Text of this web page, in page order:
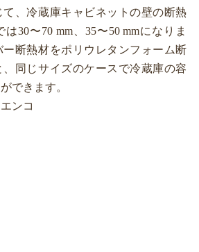
て、冷蔵庫キャビネットの壁の断熱
30〜70 mm、35〜50 mmになりま
断熱材をポリウレタンフォーム断
同じサイズのケースで冷蔵庫の容
できます。
ンコ